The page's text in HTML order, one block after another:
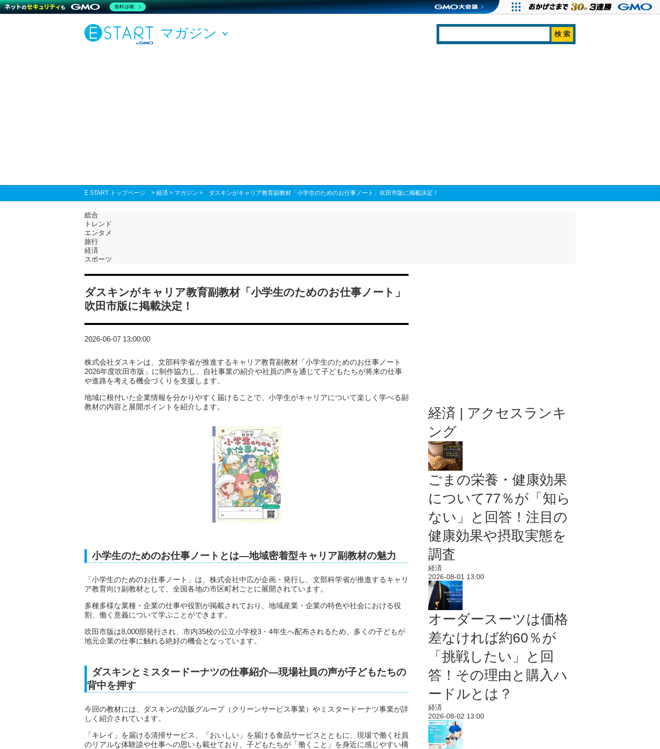
マガジン
E START トップページ > 経済 > マガジン > ダスキンがキャリア教育副教材「小学生のためのお仕事ノート」吹田市版に掲載決定！
総合
トレンド
エンタメ
旅行
経済
スポーツ
ダスキンがキャリア教育副教材「小学生のためのお仕事ノート」
吹田市版に掲載決定！
2026-06-07 13:00:00
株式会社ダスキンは、文部科学省が推進するキャリア教育副教材「小学生のためのお仕事ノート
2026年度吹田市版」に制作協力し、自社事業の紹介や社員の声を通じて子どもたちが将来の仕事
や進路を考える機会づくりを支援します。
地域に根付いた企業情報を分かりやすく届けることで、小学生がキャリアについて楽しく学べる副
教材の内容と展開ポイントを紹介します。
小学生のためのお仕事ノートとは—地域密着型キャリア副教材の魅力
「小学生のためのお仕事ノート」は、株式会社中広が企画・発行し、文部科学省が推進するキャリ
ア教育向け副教材として、全国各地の市区町村ごとに展開されています。
多種多様な業種・企業の仕事や役割が掲載されており、地域産業・企業の特色や社会における役
割、働く意義について学ぶことができます。
吹田市版は8,000部発行され、市内35校の公立小学校3・4年生へ配布されるため、多くの子どもが
地元企業の仕事に触れる絶好の機会となっています。
ダスキンとミスタードーナツの仕事紹介—現場社員の声が子どもたちの
背中を押す
今回の教材には、ダスキンの訪販グループ（クリーンサービス事業）やミスタードーナツ事業が詳
しく紹介されています。
「キレイ」を届ける清掃サービス、「おいしい」を届ける食品サービスとともに、現場で働く社員
のリアルな体験談や仕事への思いも載せており、子どもたちが「働くこと」を身近に感じやすい構
経済 | アクセスランキ
ング
ごまの栄養・健康効果
について77％が「知ら
ない」と回答！注目の
健康効果や摂取実態を
調査
経済
2026-08-01 13:00
オーダースーツは価格
差なければ約60％が
「挑戦したい」と回
答！その理由と購入ハ
ードルとは？
経済
2026-08-02 13:00
無料診断